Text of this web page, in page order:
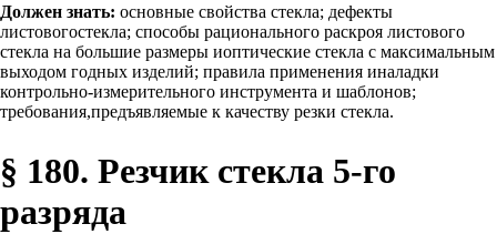
Должен знать: основные свойства стекла; дефекты
листовогостекла; способы рационального раскроя листового
стекла на большие размеры иоптические стекла с максимальным
выходом годных изделий; правила применения иналадки
контрольно-измерительного инструмента и шаблонов;
требования,предъявляемые к качеству резки стекла.
§ 180. Резчик стекла 5-го
разряда